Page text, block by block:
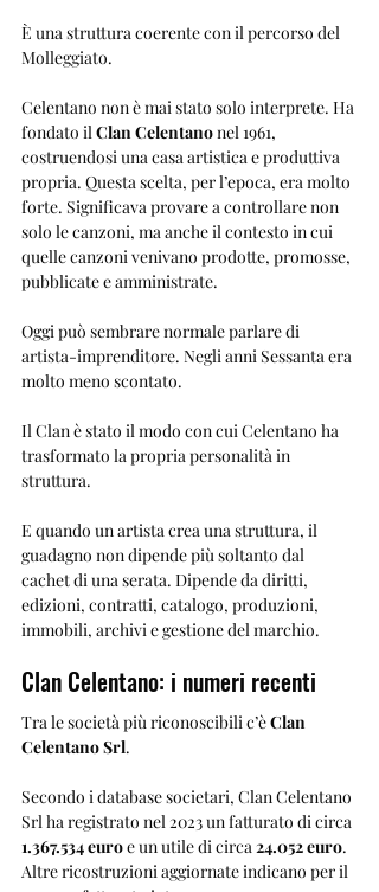
È una struttura coerente con il percorso del
Molleggiato.
Celentano non è mai stato solo interprete. Ha
fondato il Clan Celentano nel 1961,
costruendosi una casa artistica e produttiva
propria. Questa scelta, per l’epoca, era molto
forte. Significava provare a controllare non
solo le canzoni, ma anche il contesto in cui
quelle canzoni venivano prodotte, promosse,
pubblicate e amministrate.
Oggi può sembrare normale parlare di
artista-imprenditore. Negli anni Sessanta era
molto meno scontato.
Il Clan è stato il modo con cui Celentano ha
trasformato la propria personalità in
struttura.
E quando un artista crea una struttura, il
guadagno non dipende più soltanto dal
cachet di una serata. Dipende da diritti,
edizioni, contratti, catalogo, produzioni,
immobili, archivi e gestione del marchio.
Clan Celentano: i numeri recenti
Tra le società più riconoscibili c’è Clan
Celentano Srl.
Secondo i database societari, Clan Celentano
Srl ha registrato nel 2023 un fatturato di circa
1.367.534 euro e un utile di circa 24.052 euro.
Altre ricostruzioni aggiornate indicano per il